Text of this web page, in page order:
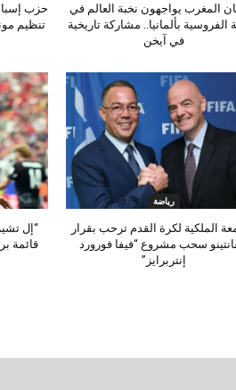
المغرب يواجهون نخبة العالم في
الفروسية بألمانيا.. مشاركة تاريخية
في آيخن
حزب
تنظيم مونديال 2030
رياضة
الملكية لكرة القدم ترحب بقرار
سحب مشروع “فيفا فورورد
إنتربرايز”
“إل
قائمة